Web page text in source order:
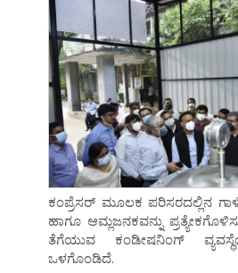
ಕಂಪ್ರೆಸರ್ ಮೂಲಕ ಪರಿಸರದಲ್ಲಿನ
ಹಾಗೂ ಆಮ್ಲಜನಕವನ್ನು
ತೆಗೆಯುವ ಕಂಡೀಷನಿಂಗ್
ಒಳಗೊಂಡಿದೆ.